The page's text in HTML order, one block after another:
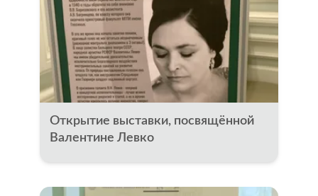
Открытие выставки, посвящённой
Валентине Левко